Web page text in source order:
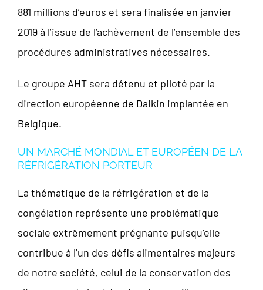
881 millions d’euros et sera finalisée en janvier
2019 à l’issue de l’achèvement de l’ensemble des
procédures administratives nécessaires.
Le groupe AHT sera détenu et piloté par la
direction européenne de Daikin implantée en
Belgique.
UN MARCHÉ MONDIAL ET EUROPÉEN DE LA
RÉFRIGÉRATION PORTEUR
La thématique de la réfrigération et de la
congélation représente une problématique
sociale extrêmement prégnante puisqu’elle
contribue à l’un des défis alimentaires majeurs
de notre société, celui de la conservation des